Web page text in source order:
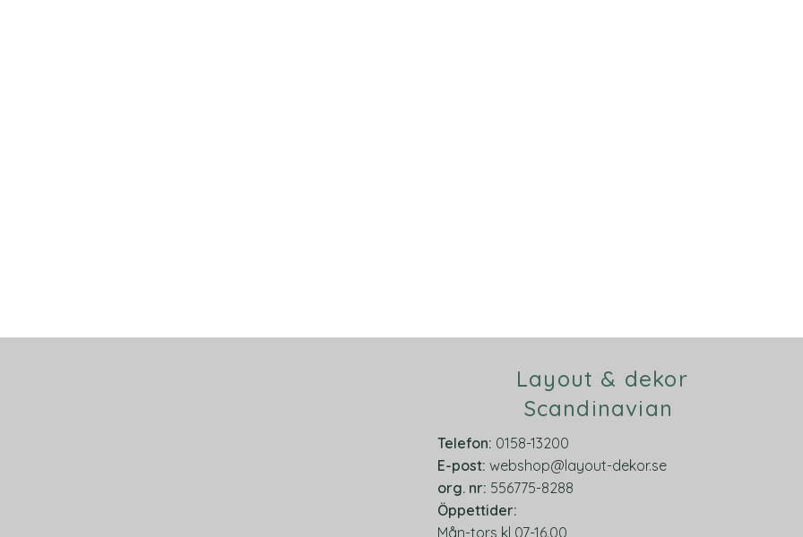
Layout & dekor
Scandinavian
Telefon: 0158-13200
E-post: webshop@layout-dekor.se
org. nr: 556775-8288
Öppettider:
Mån-tors kl 07-16.00